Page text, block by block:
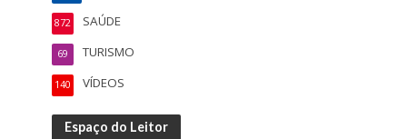
SAÚDE
872
TURISMO
69
VÍDEOS
140
Espaço do Leitor